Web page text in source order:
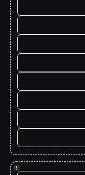
!